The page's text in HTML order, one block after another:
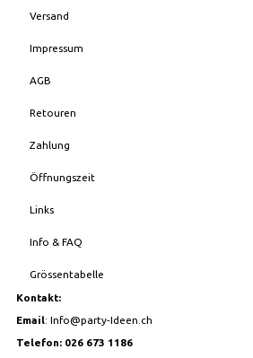
Versand
Impressum
AGB
Retouren
Zahlung
Öffnungszeit
Links
Info & FAQ
Grössentabelle
Kontakt:
Email: Info@party-Ideen.ch
Telefon: 026 673 1186